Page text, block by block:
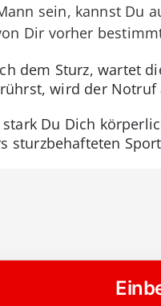
sein, kannst Du
Dir vorher
dem Sturz, wartet
wird der
Du Dich
sturzbehafteten